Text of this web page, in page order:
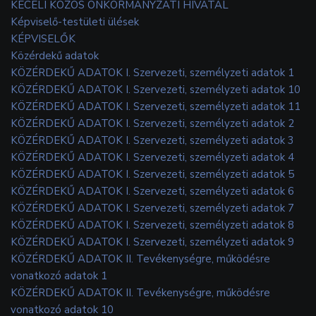
KECELI KÖZÖS ÖNKORMÁNYZATI HIVATAL
Képviselő-testületi ülések
KÉPVISELŐK
Közérdekű adatok
KÖZÉRDEKŰ ADATOK I. Szervezeti, személyzeti adatok 1
KÖZÉRDEKŰ ADATOK I. Szervezeti, személyzeti adatok 10
KÖZÉRDEKŰ ADATOK I. Szervezeti, személyzeti adatok 11
KÖZÉRDEKŰ ADATOK I. Szervezeti, személyzeti adatok 2
KÖZÉRDEKŰ ADATOK I. Szervezeti, személyzeti adatok 3
KÖZÉRDEKŰ ADATOK I. Szervezeti, személyzeti adatok 4
KÖZÉRDEKŰ ADATOK I. Szervezeti, személyzeti adatok 5
KÖZÉRDEKŰ ADATOK I. Szervezeti, személyzeti adatok 6
KÖZÉRDEKŰ ADATOK I. Szervezeti, személyzeti adatok 7
KÖZÉRDEKŰ ADATOK I. Szervezeti, személyzeti adatok 8
KÖZÉRDEKŰ ADATOK I. Szervezeti, személyzeti adatok 9
KÖZÉRDEKŰ ADATOK II. Tevékenységre, működésre
vonatkozó adatok 1
KÖZÉRDEKŰ ADATOK II. Tevékenységre, működésre
vonatkozó adatok 10